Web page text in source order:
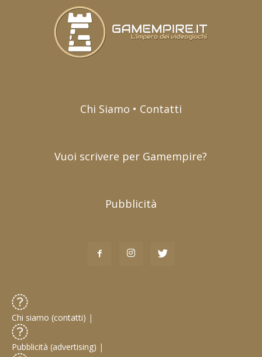
Chi Siamo • Contatti
Vuoi scrivere per Gamempire?
Pubblicità
Chi siamo (contatti) |
Pubblicità (advertising) |